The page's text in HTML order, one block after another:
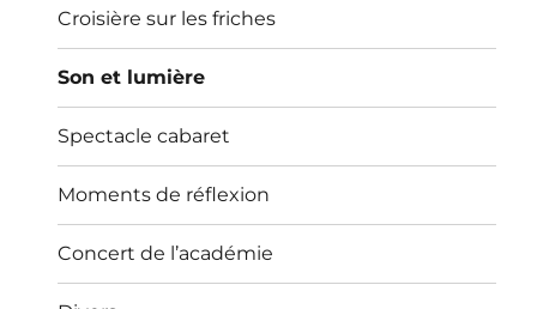
Croisière sur les friches
Son et lumière
Spectacle cabaret
Moments de réflexion
Concert de l’académie